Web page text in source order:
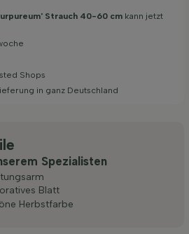
Strauch 40-60 cm kann jetzt
Shops
in ganz Deutschland
Spezialisten
Blatt
Herbstfarbe